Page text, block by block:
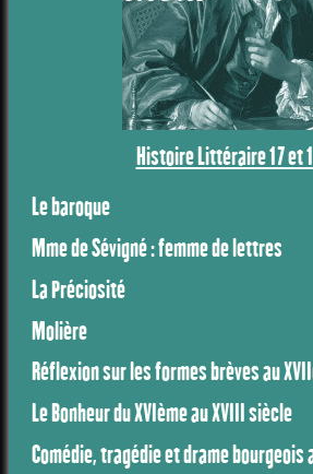
Histoire Littéraire 17 et
Le baroque
Mme de Sévigné : femme de lettres
La Préciosité
Molière
Réflexion sur les formes brèves au
Le Bonheur du XVIème au XVIII siècle
Comédie, tragédie et drame bourgeois